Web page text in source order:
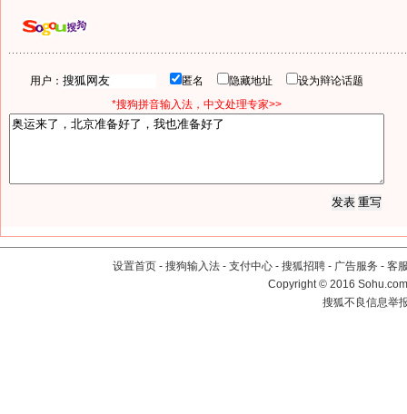
用户： 匿名 隐藏地址
设为辩论话题
*搜狗拼音输入法，中文处理专家>>
设置首页 - 搜狗输入法 - 支付中心 - 搜狐招聘 - 广告服务 - 客
Copyright©2016
搜狐不良信息举